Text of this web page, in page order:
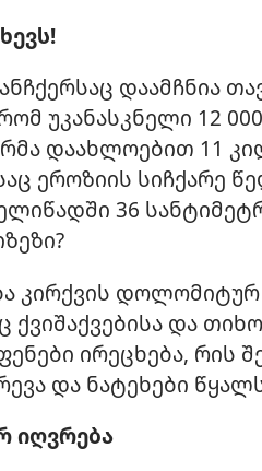
დაამჩნია
უკანასკნელი 12
დაახლოებით 11
ეროზიის სიჩქარე
36
კირქვის დოლომიტურ
ქვიშაქვებისა და
ირეცხება, რის
და ნატეხები
იღვრება